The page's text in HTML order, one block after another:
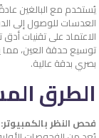
يُستخدم مع البالغين
العدسات للوصول إلى
الاعتماد على تقنيات
توسيع حدقة العين، مما
بصري بدقة عالية.
الطرق
فحص النظر بالكمبيوتر: